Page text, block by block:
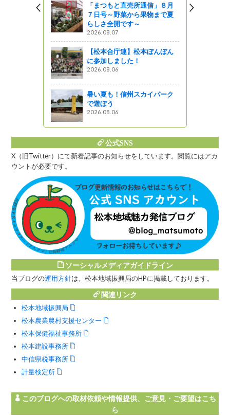
「まつもと直売所通信」８月
７日号～野菜から果物まで夏
らしさ全開です～
2026.08.07
【松本合庁連】松本ぼんぼん
に参加しました！
2026.08.06
暑い夏も！信州スカイパーク
で遊ぼう
2026.08.06
公式SNS
X（旧Twitter）にて新着記事のお知らせをしています。閲覧にはアカ
ウントが必要です。
ソーシャルメディアガイドライン
当ブログの運用方針は、松本地域振興局のHPに掲載しております。
関連リンク
松本地域振興局
松本農業農村支援センター
松本保健福祉事務所
松本建設事務所
中信県税事務所
計量検定所
このブログへの取材依頼や情報提供、ご意見・ご要望はこち
ら